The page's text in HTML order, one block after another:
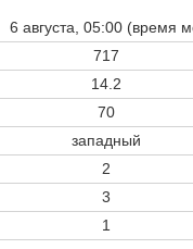
6 августа, 05:00 (время
717
14.2
70
западный
2
3
1